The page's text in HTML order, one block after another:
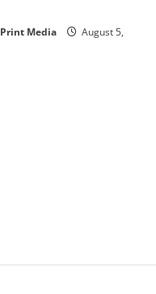
Media
August 5,